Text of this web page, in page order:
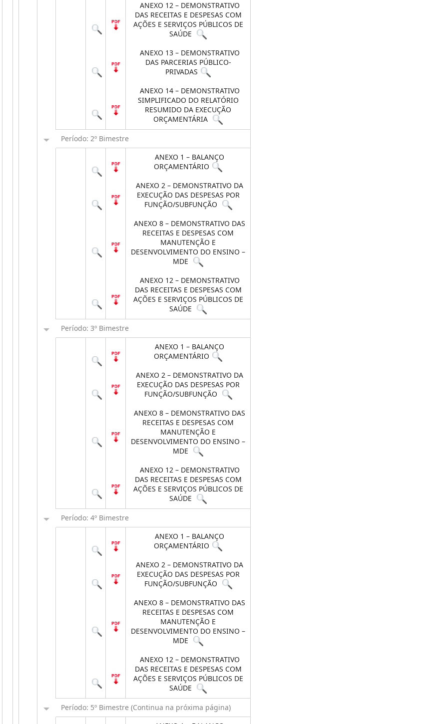
ANEXO 12 – DEMONSTRATIVO
DAS RECEITAS E DESPESAS COM
AÇÕES E SERVIÇOS PÚBLICOS DE
SAÚDE
ANEXO 13 – DEMONSTRATIVO
DAS PARCERIAS PÚBLICO-
PRIVADAS
ANEXO 14 – DEMONSTRATIVO
SIMPLIFICADO DO RELATÓRIO
RESUMIDO DA EXECUÇÃO
ORÇAMENTÁRIA
Período: 2º Bimestre
ANEXO 1 – BALANÇO
ORÇAMENTÁRIO
ANEXO 2 – DEMONSTRATIVO DA
EXECUÇÃO DAS DESPESAS POR
FUNÇÃO/SUBFUNÇÃO
ANEXO 8 – DEMONSTRATIVO DAS
RECEITAS E DESPESAS COM
MANUTENÇÃO E
DESENVOLVIMENTO DO ENSINO –
MDE
ANEXO 12 – DEMONSTRATIVO
DAS RECEITAS E DESPESAS COM
AÇÕES E SERVIÇOS PÚBLICOS DE
SAÚDE
Período: 3º Bimestre
ANEXO 1 – BALANÇO
ORÇAMENTÁRIO
ANEXO 2 – DEMONSTRATIVO DA
EXECUÇÃO DAS DESPESAS POR
FUNÇÃO/SUBFUNÇÃO
ANEXO 8 – DEMONSTRATIVO DAS
RECEITAS E DESPESAS COM
MANUTENÇÃO E
DESENVOLVIMENTO DO ENSINO –
MDE
ANEXO 12 – DEMONSTRATIVO
DAS RECEITAS E DESPESAS COM
AÇÕES E SERVIÇOS PÚBLICOS DE
SAÚDE
Período: 4º Bimestre
ANEXO 1 – BALANÇO
ORÇAMENTÁRIO
ANEXO 2 – DEMONSTRATIVO DA
EXECUÇÃO DAS DESPESAS POR
FUNÇÃO/SUBFUNÇÃO
ANEXO 8 – DEMONSTRATIVO DAS
RECEITAS E DESPESAS COM
MANUTENÇÃO E
DESENVOLVIMENTO DO ENSINO –
MDE
ANEXO 12 – DEMONSTRATIVO
DAS RECEITAS E DESPESAS COM
AÇÕES E SERVIÇOS PÚBLICOS DE
SAÚDE
Período: 5º Bimestre (Continua na próxima página)